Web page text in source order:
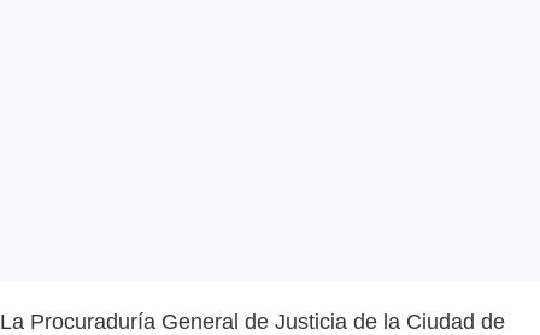
La Procuraduría General de Justicia de la Ciudad de